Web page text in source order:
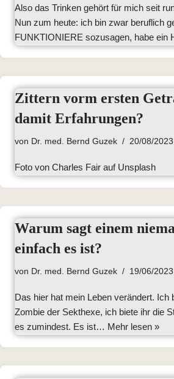
Also das Trinken gehört für mich seit
Nun zum heute: ich bin zwar beruflich
FUNKTIONIERE sozusagen, habe ein
Zittern vorm ersten
damit Erfahrungen?
von Dr. med. Bernd Guzek 20/08/2023
Foto von Charles Fair auf Unsplash
Warum sagt einem
einfach es ist?
von Dr. med. Bernd Guzek 19/06/2023
Das hier hat mein Leben verändert. Ich
Zombie der Sekthexe, ich biete ihr die
es zumindest. Es ist… Mehr lesen »